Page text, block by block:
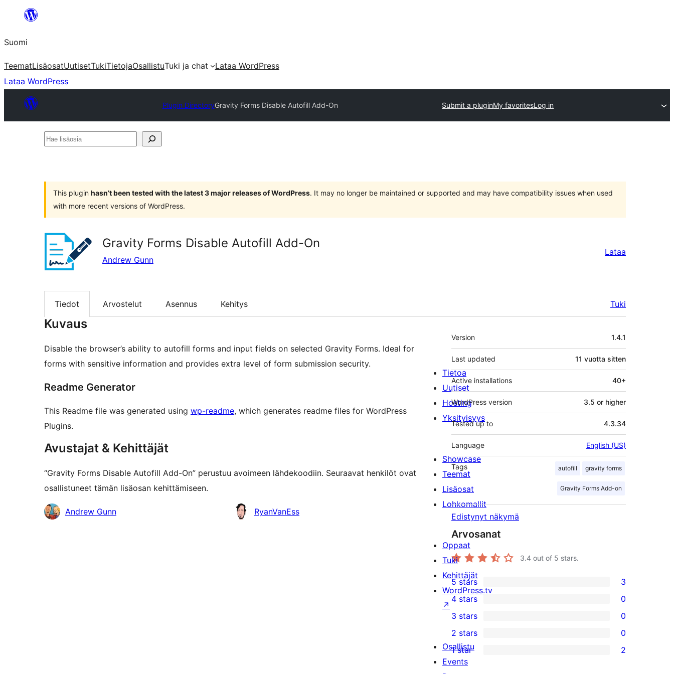
Suomi
TeematLisäosatUutisetTukiTietojaOsallistuTuki ja chat
Lataa WordPress
Lataa WordPress
Plugin DirectoryGravity Forms Disable Autofill Add-On Submit a pluginMy favoritesLog in
Hae
This plugin hasn’t been tested with the latest 3 major releases of WordPress. It may no longer be maintained or supported and may have compatibility issues when used
with more recent versions of WordPress.
Gravity Forms Disable Autofill Add-On
Andrew Gunn
Lataa
Tiedot Arvostelut Asennus Kehitys Tuki
Kuvaus
Disable the browser’s ability to autofill forms and input fields on selected Gravity Forms. Ideal for
forms with sensitive information and provides extra level of form submission security.
Readme Generator
This Readme file was generated using wp-readme, which generates readme files for WordPress
Plugins.
Avustajat & Kehittäjät
“Gravity Forms Disable Autofill Add-On” perustuu avoimeen lähdekoodiin. Seuraavat henkilöt ovat
osallistuneet tämän lisäosan kehittämiseen.
AvustajatAndrew Gunn RyanVanEss
Metatiedot
Version 1.4.1
Last updated 11 vuotta sitten
Active installations 40+
WordPress version 3.5 or higher
Tested up to 4.3.34
Language English (US)
Tags autofill gravity forms
Gravity Forms Add-on
Edistynyt näkymä
Arvosanat
3.4 out of 5 stars.
3
5-
star
reviews
5 stars 3
4-
star
reviews
4 stars 0
0
3-
star
reviews
3 stars 0
2-
2 stars 0
1 star 2
Tietoa
Uutiset
Hosting
Yksityisyys
Showcase
Teemat
Lisäosat
Lohkomallit
Oppaat
Tuki
Kehittäjät
WordPress.tv
↗
Osallistu
Events